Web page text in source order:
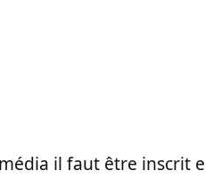
il faut être inscrit